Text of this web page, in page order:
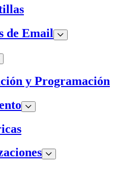
de Email
y Programación